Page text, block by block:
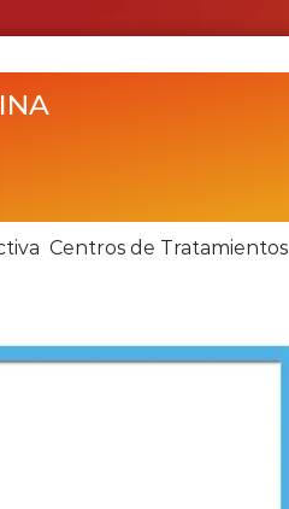
Centros de Tratamientos